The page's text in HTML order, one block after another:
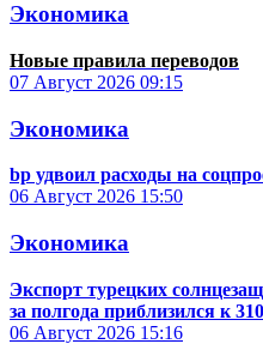
Экономика
Новые правила переводов
07 Август 2026 09:15
Экономика
bp удвоил расходы на
06 Август 2026 15:50
Экономика
Экспорт турецких
за полгода приблизился к
06 Август 2026 15:16